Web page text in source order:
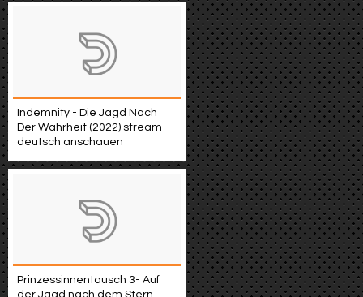
Indemnity - Die Jagd Nach
Der Wahrheit (2022) stream
deutsch anschauen
Prinzessinnentausch 3- Auf
der Jagd nach dem Stern